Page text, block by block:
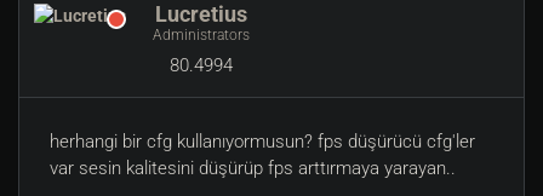
Lucretius
Administrators
80.4994
herhangi bir cfg kullanıyormusun? fps düşürücü cfg'ler
var sesin kalitesini düşürüp fps arttırmaya yarayan..